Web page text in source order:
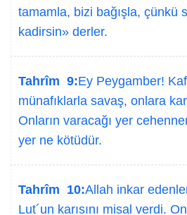
tamamla, bizi bağışla, çünkü
kadirsin» derler.
Tahrîm 9:Ey Peygamber!
münafıklarla savaş, onlara
Onların varacağı yer
yer ne kötüdür.
Tahrîm 10:Allah inkar
Lut´un karısını misal verdi.